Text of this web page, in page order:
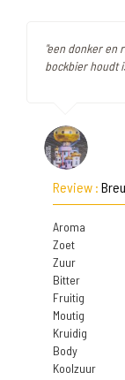
"een donker en
bockbier houdt
Review :
Aroma
Zoet
Zuur
Bitter
Fruitig
Moutig
Kruidig
Body
Koolzuur